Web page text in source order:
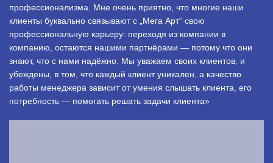
профессионализма. Мне очень приятно, что многие наши
клиенты буквально связывают с „Мега Арт“ свою
профессиональную карьеру: переходя из компании в
компанию, остаются нашими партнёрами — потому что они
знают, что с нами надёжно. Мы уважаем своих клиентов, и
убеждены, в том, что каждый клиент уникален, а качество
работы менеджера зависит от умения слышать клиента, его
потребность — помогать решать задачи клиента».